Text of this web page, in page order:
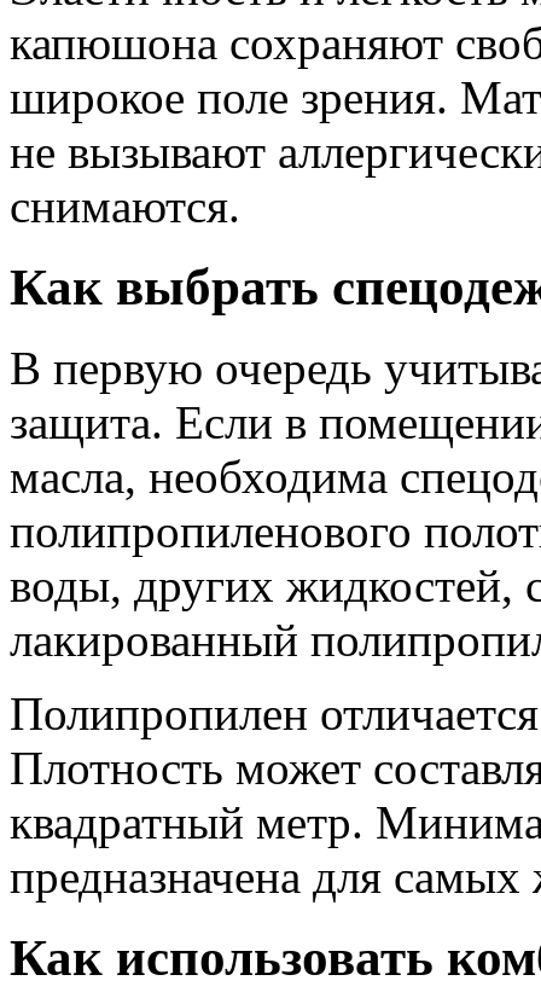
капюшона сохраняют
широкое поле зрения.
не вызывают
снимаются.
Как выбрать
В первую очередь
защита. Если в
масла, необходима
полипропиленового
воды, других жидкостей,
лакированный
Полипропилен
Плотность может
квадратный метр.
предназначена для
Как использовать